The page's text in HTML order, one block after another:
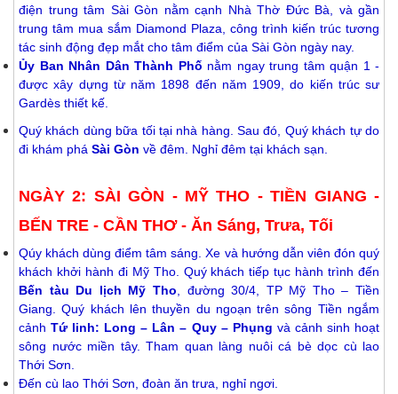
điện trung tâm Sài Gòn nằm cạnh Nhà Thờ Đức Bà, và gần
trung tâm mua sắm Diamond Plaza, công trình kiến trúc tương
tác sinh động đẹp mắt cho tâm điểm của Sài Gòn ngày nay.
Ủy Ban Nhân Dân Thành Phố nằm ngay trung tâm quận 1 -
được xây dựng từ năm 1898 đến năm 1909, do kiến trúc sư
Gardès thiết kế.
Quý khách dùng bữa tối tại nhà hàng. Sau đó, Quý khách tự do
đi khám phá Sài Gòn về đêm. Nghỉ đêm tại khách sạn.
NGÀY 2: SÀI GÒN - MỸ THO - TIỀN GIANG -
BẾN TRE - CẦN THƠ - Ăn Sáng, Trưa, Tối
Qúy khách dùng điểm tâm sáng. Xe và hướng dẫn viên đón quý
khách khởi hành đi Mỹ Tho. Quý khách tiếp tục hành trình đến
Bến tàu Du lịch Mỹ Tho , đường 30/4, TP Mỹ Tho – Tiền
Giang. Quý khách lên thuyền du ngoạn trên sông Tiền ngắm
cảnhTứ linh: Long – Lân – Quy – Phụng và cảnh sinh hoạt
sông nước miền tây. Tham quan làng nuôi cá bè dọc cù lao
Thới Sơn.
Đến cù lao Thới Sơn, đoàn ăn trưa, nghỉ ngơi.